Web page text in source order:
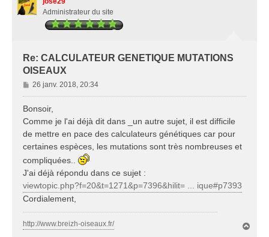
Administrateur du site
Re: CALCULATEUR GENETIQUE MUTATIONS
OISEAUX
M
e
s
g
e
26 janv. 2018, 20:34
Bonsoir,
Comme je l'ai déjà dit dans _un autre sujet, il est difficile
de mettre en pace des calculateurs génétiques car pour
certaines espèces, les mutations sont très nombreuses et
compliquées..
J'ai déjà répondu dans ce sujet :
viewtopic.php?f=20&t=1271&p=7396&hilit= ... ique#p7393
Cordialement,
http://www.breizh-oiseaux.fr/